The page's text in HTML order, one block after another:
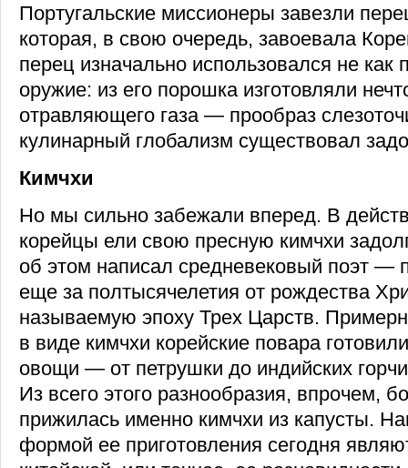
Португальские миссионеры завезли
которая, в свою очередь, завоевала
перец изначально использовался не как
оружие: из его порошка изготовляли
отравляющего газа — прообраз
кулинарный глобализм существовал
Кимчхи
Но мы сильно забежали вперед. В
корейцы ели свою пресную кимчхи
об этом написал средневековый поэт —
еще за полтысячелетия от рождества
называемую эпоху Трех Царств.
в виде кимчхи корейские повара
овощи — от петрушки до индийских
Из всего этого разнообразия, впрочем,
прижилась именно кимчхи из капусты.
формой ее приготовления сегодня